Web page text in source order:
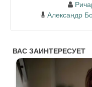
Александр